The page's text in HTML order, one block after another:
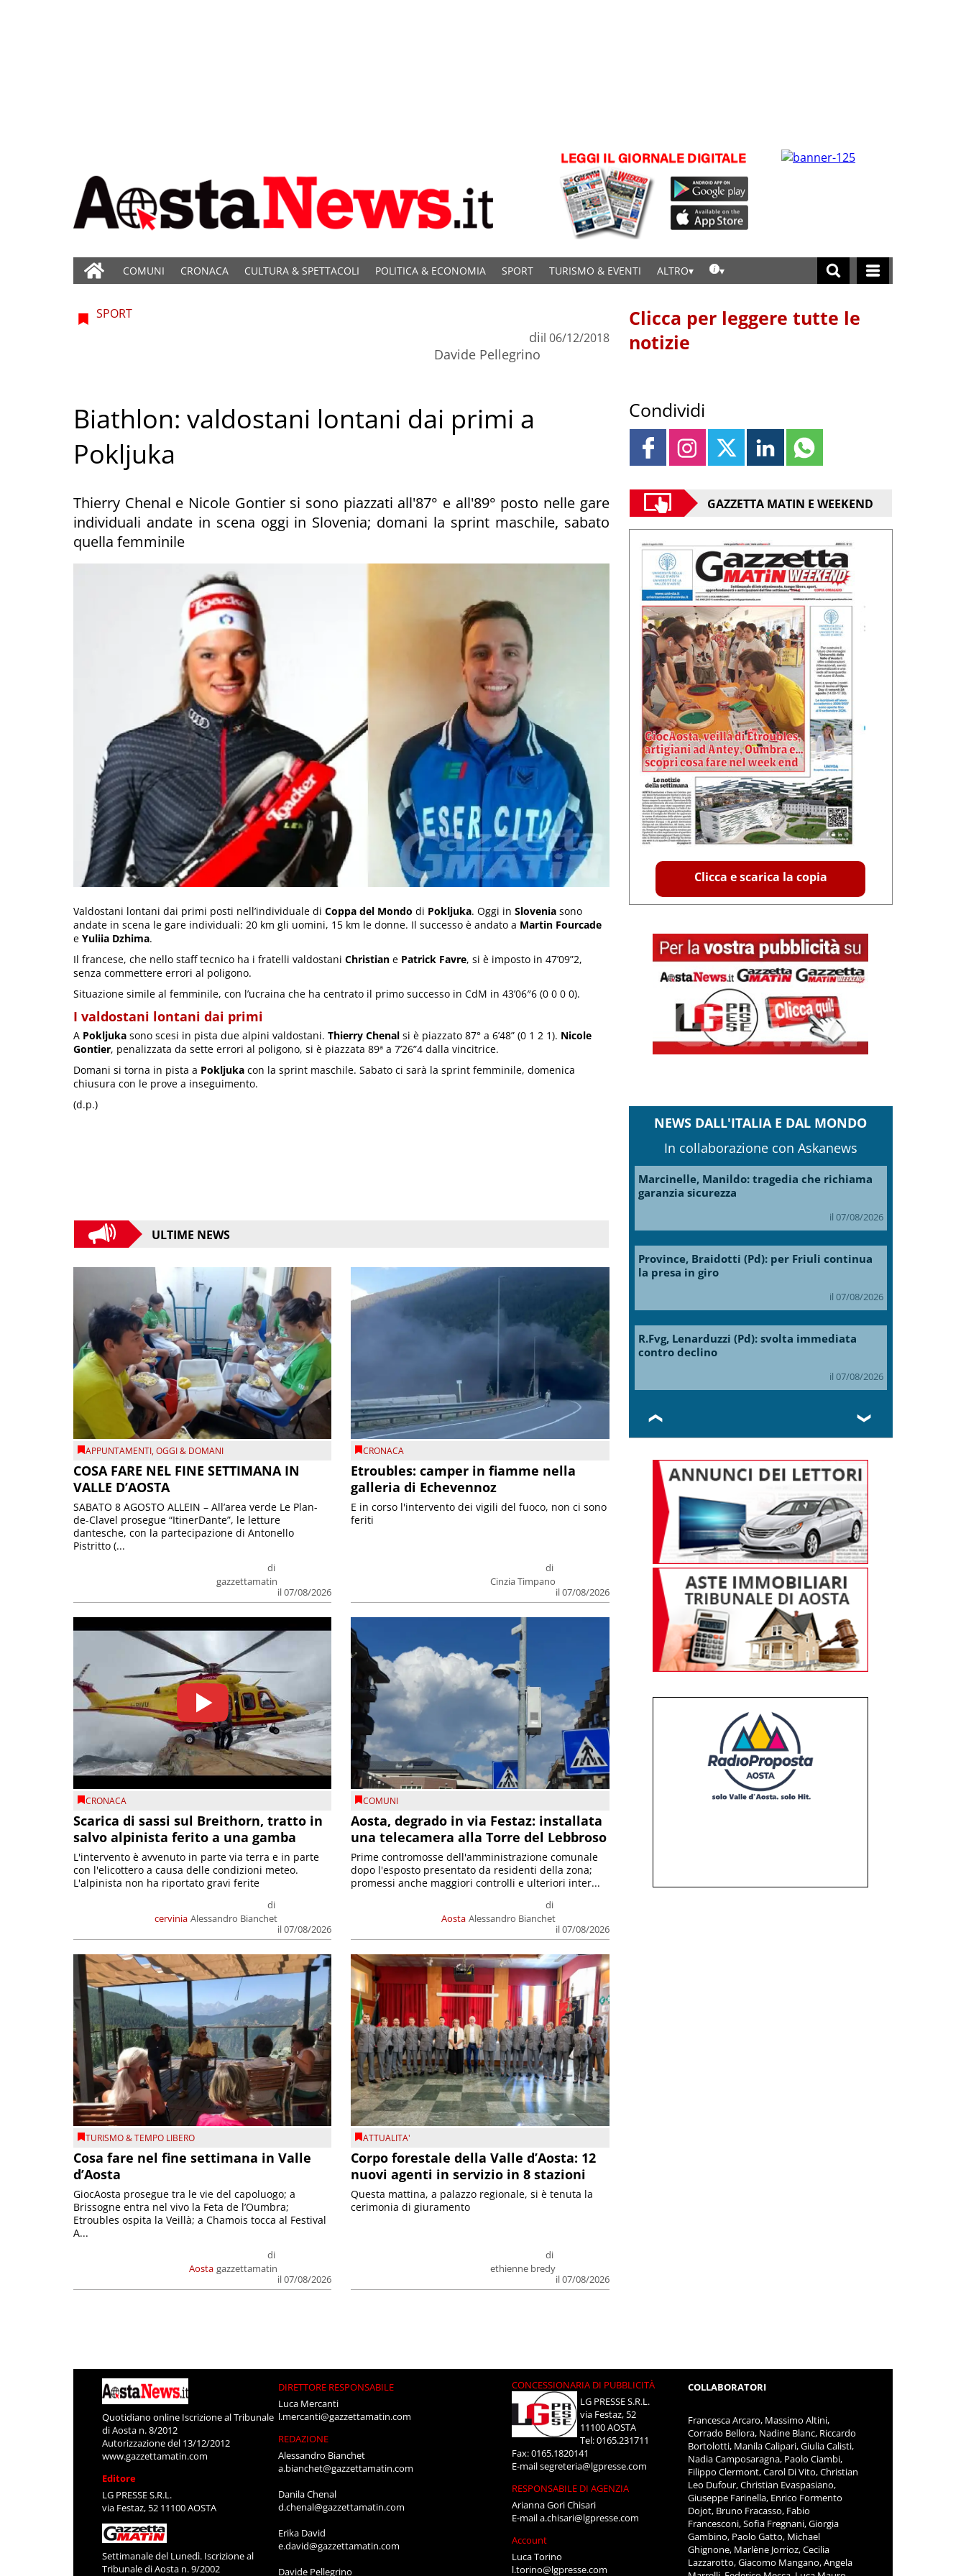
COMUNI CRONACA CULTURA & SPETTACOLI POLITICA & ECONOMIA SPORT TURISMO & EVENTI ALTRO
SPORT
di
Davide Pellegrino
il 06/12/2018
Biathlon: valdostani lontani dai primi a
Pokljuka
Thierry Chenal e Nicole Gontier si sono piazzati all'87° e all'89° posto nelle gare
individuali andate in scena oggi in Slovenia; domani la sprint maschile, sabato
quella femminile
Valdostani lontani dai primi posti nell’individuale di Coppa del Mondo di Pokljuka. Oggi in Slovenia sono
andate in scena le gare individuali: 20 km gli uomini, 15 km le donne. Il successo è andato a Martin Fourcade
e Yuliia Dzhima.
Il francese, che nello staff tecnico ha i fratelli valdostani Christian e Patrick Favre, si è imposto in 47’09”2,
senza commettere errori al poligono.
Situazione simile al femminile, con l’ucraina che ha centrato il primo successo in CdM in 43’06″6 (0 0 0 0).
I valdostani lontani dai primi
A Pokljuka sono scesi in pista due alpini valdostani. Thierry Chenal si è piazzato 87° a 6’48” (0 1 2 1). Nicole
Gontier, penalizzata da sette errori al poligono, si è piazzata 89ª a 7’26”4 dalla vincitrice.
Domani si torna in pista a Pokljuka con la sprint maschile. Sabato ci sarà la sprint femminile, domenica
chiusura con le prove a inseguimento.
(d.p.)
ULTIME NEWS
APPUNTAMENTI,OGGI & DOMANI
COSA FARE NEL FINE SETTIMANA IN
VALLE D’AOSTA
di
gazzettamatin
il 07/08/2026
SABATO 8 AGOSTO ALLEIN – All’area verde Le Plan-
de-Clavel prosegue “ItinerDante”, le letture
dantesche, con la partecipazione di Antonello
Pistritto (...
CRONACA
Etroubles: camper in fiamme nella
galleria di Echevennoz
di
Cinzia Timpano
il 07/08/2026
E in corso l'intervento dei vigili del fuoco, non ci sono
feriti
CRONACA
Scarica di sassi sul Breithorn, tratto in
salvo alpinista ferito a una gamba
cervinia
di
Alessandro Bianchet
il 07/08/2026
L'intervento è avvenuto in parte via terra e in parte
con l'elicottero a causa delle condizioni meteo.
L'alpinista non ha riportato gravi ferite
COMUNI
Aosta, degrado in via Festaz: installata
una telecamera alla Torre del Lebbroso
Aosta
di
Alessandro Bianchet
il 07/08/2026
Prime contromosse dell'amministrazione comunale
dopo l'esposto presentato da residenti della zona;
promessi anche maggiori controlli e ulteriori inter...
TURISMO & TEMPO LIBERO
Cosa fare nel fine settimana in Valle
d’Aosta
Aosta
di
gazzettamatin
il 07/08/2026
GiocAosta prosegue tra le vie del capoluogo; a
Brissogne entra nel vivo la Feta de l’Oumbra;
Etroubles ospita la Veillà; a Chamois tocca al Festival
A...
ATTUALITA'
Corpo forestale della Valle d’Aosta: 12
nuovi agenti in servizio in 8 stazioni
di
ethienne bredy
il 07/08/2026
Questa mattina, a palazzo regionale, si è tenuta la
cerimonia di giuramento
Clicca per leggere tutte le
notizie
Condividi
GAZZETTA MATIN E WEEKEND
Clicca e scarica la copia
NEWS DALL'ITALIA E DAL MONDO
In collaborazione con Askanews
Marcinelle, Manildo: tragedia che richiama
garanzia sicurezza
il 07/08/2026
Province, Braidotti (Pd): per Friuli continua
la presa in giro
il 07/08/2026
R.Fvg, Lenarduzzi (Pd): svolta immediata
contro declino
il 07/08/2026
❮ ❯
Quotidiano online Iscrizione al Tribunale
di Aosta n. 8/2012
Autorizzazione del 13/12/2012
www.gazzettamatin.com
Editore
LG PRESSE S.R.L.
via Festaz, 52 11100 AOSTA
Settimanale del Lunedì. Iscrizione al
Tribunale di Aosta n. 9/2002
DIRETTORE RESPONSABILE
Luca Mercanti
l.mercanti@gazzettamatin.com
REDAZIONE
Alessandro Bianchet
a.bianchet@gazzettamatin.com
Danila Chenal
d.chenal@gazzettamatin.com
Erika David
e.david@gazzettamatin.com
Davide Pellegrino
CONCESSIONARIA DI PUBBLICITÀ
LG PRESSE S.R.L.
via Festaz, 52
11100 AOSTA
Tel: 0165.231711
Fax: 0165.1820141
E-mailsegreteria@lgpresse.com
RESPONSABILE DI AGENZIA
Arianna Gori Chisari
E-maila.chisari@lgpresse.com
Account
Luca Torino
l.torino@lgpresse.com
COLLABORATORI
Francesca Arcaro, Massimo Altini,
Corrado Bellora, Nadine Blanc, Riccardo
Bortolotti, Manila Calipari, Giulia Calisti,
Nadia Camposaragna, Paolo Ciambi,
Filippo Clermont, Carol Di Vito, Christian
Leo Dufour, Christian Evaspasiano,
Giuseppe Farinella, Enrico Formento
Dojot, Bruno Fracasso, Fabio
Francesconi, Sofia Fregnani, Giorgia
Gambino, Paolo Gatto, Michael
Ghignone, Marlène Jorrioz, Cecilia
Lazzarotto, Giacomo Mangano, Angela